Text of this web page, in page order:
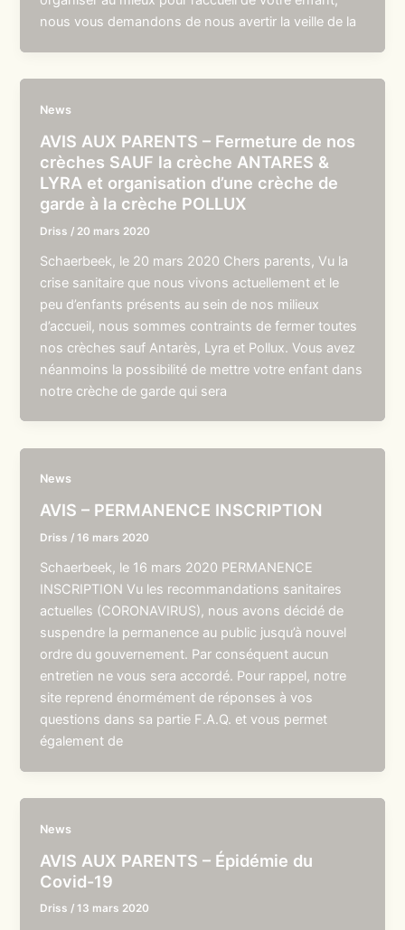
nous vous demandons de nous avertir la veille de la
News
AVIS AUX PARENTS – Fermeture de nos
crèches SAUF la crèche ANTARES &
LYRA et organisation d’une crèche de
garde à la crèche POLLUX
Driss / 20 mars 2020
Schaerbeek, le 20 mars 2020 Chers parents, Vu la
crise sanitaire que nous vivons actuellement et le
peu d’enfants présents au sein de nos milieux
d’accueil, nous sommes contraints de fermer toutes
nos crèches sauf Antarès, Lyra et Pollux. Vous avez
néanmoins la possibilité de mettre votre enfant dans
notre crèche de garde qui sera
News
AVIS – PERMANENCE INSCRIPTION
Driss /16 mars 2020
Schaerbeek, le 16 mars 2020 PERMANENCE
INSCRIPTION Vu les recommandations sanitaires
actuelles (CORONAVIRUS), nous avons décidé de
suspendre la permanence au public jusqu’à nouvel
ordre du gouvernement. Par conséquent aucun
entretien ne vous sera accordé. Pour rappel, notre
site reprend énormément de réponses à vos
questions dans sa partie F.A.Q. et vous permet
également de
News
AVIS AUX PARENTS – Épidémie du
Covid-19
Driss /13 mars 2020